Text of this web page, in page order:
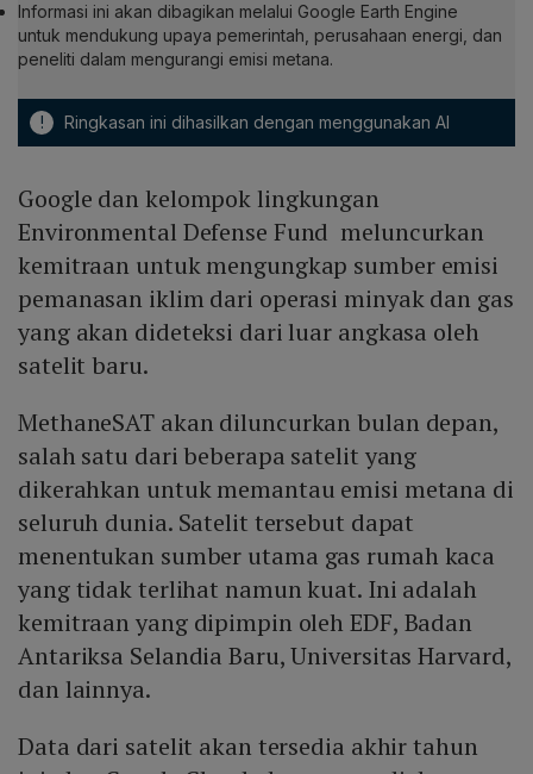
Informasi ini akan dibagikan melalui Google Earth Engine
untuk mendukung upaya pemerintah, perusahaan energi, dan
peneliti dalam mengurangi emisi metana.
! Ringkasan ini dihasilkan dengan menggunakan AI
Google dan kelompok lingkungan
Environmental Defense Fund meluncurkan
kemitraan untuk mengungkap sumber emisi
pemanasan iklim dari operasi minyak dan gas
yang akan dideteksi dari luar angkasa oleh
satelit baru.
MethaneSAT akan diluncurkan bulan depan,
salah satu dari beberapa satelit yang
dikerahkan untuk memantau emisi metana di
seluruh dunia. Satelit tersebut dapat
menentukan sumber utama gas rumah kaca
yang tidak terlihat namun kuat. Ini adalah
kemitraan yang dipimpin oleh EDF, Badan
Antariksa Selandia Baru, Universitas Harvard,
dan lainnya.
Data dari satelit akan tersedia akhir tahun